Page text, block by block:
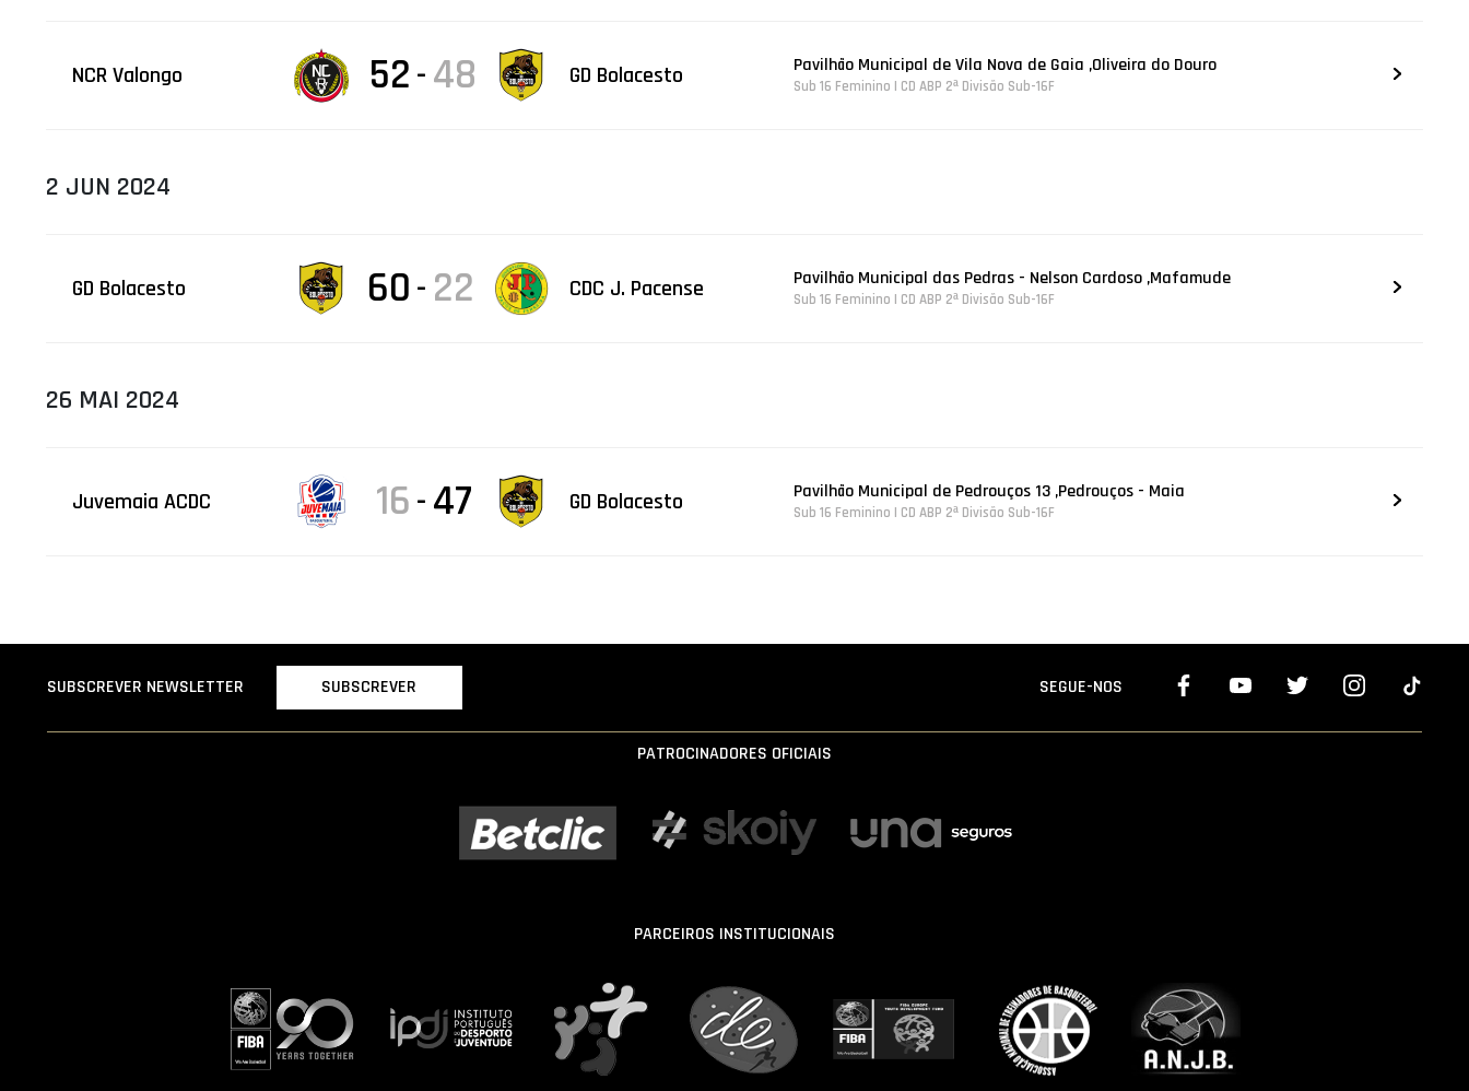
NCR Valongo 52 - 48 GD Bolacesto Pavilhão Municipal de Vila Nova de Gaia ,Oliveira do Douro
Sub 16 Feminino | CD ABP 2ª Divisão Sub-16F
2 JUN 2024
GD Bolacesto 60 - 22 CDC J. Pacense Pavilhão Municipal das Pedras - Nelson Cardoso ,Mafamude
Sub 16 Feminino | CD ABP 2ª Divisão Sub-16F
26 MAI 2024
Juvemaia ACDC 16 - 47 GD Bolacesto Pavilhão Municipal de Pedrouços 13 ,Pedrouços - Maia
Sub 16 Feminino | CD ABP 2ª Divisão Sub-16F
SUBSCREVER NEWSLETTER SUBSCREVER SEGUE-NOS
PATROCINADORES OFICIAIS
PARCEIROS INSTITUCIONAIS